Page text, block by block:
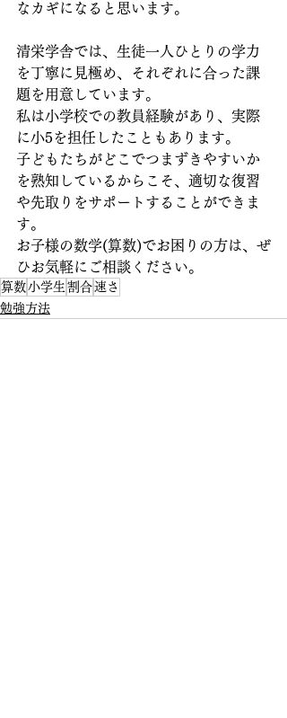
なカギになると思います。
清栄学舎では、生徒一人ひとりの学力
を丁寧に見極め、それぞれに合った課
題を用意しています。
私は小学校での教員経験があり、実際
に小5を担任したこともあります。
子どもたちがどこでつまずきやすいか
を熟知しているからこそ、適切な復習
や先取りをサポートすることができま
す。
お子様の数学(算数)でお困りの方は、ぜ
ひお気軽にご相談ください。
算数小学生 割合速さ
勉強方法